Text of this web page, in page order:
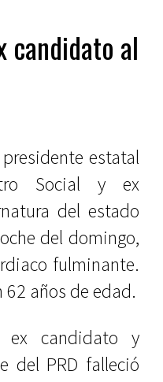
candidato al
presidente estatal
Social y ex
del estado
del domingo,
fulminante.
años de edad.
ex candidato y
del PRD falleció